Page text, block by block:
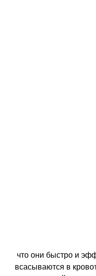
всасываются в